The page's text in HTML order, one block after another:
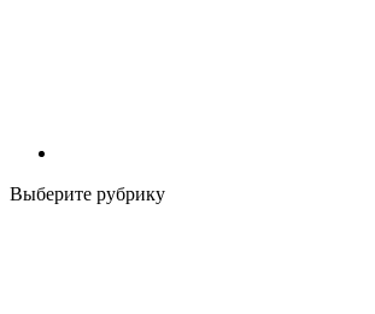
Выберите рубрику